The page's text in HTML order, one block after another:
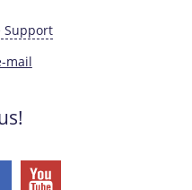
Support
mail